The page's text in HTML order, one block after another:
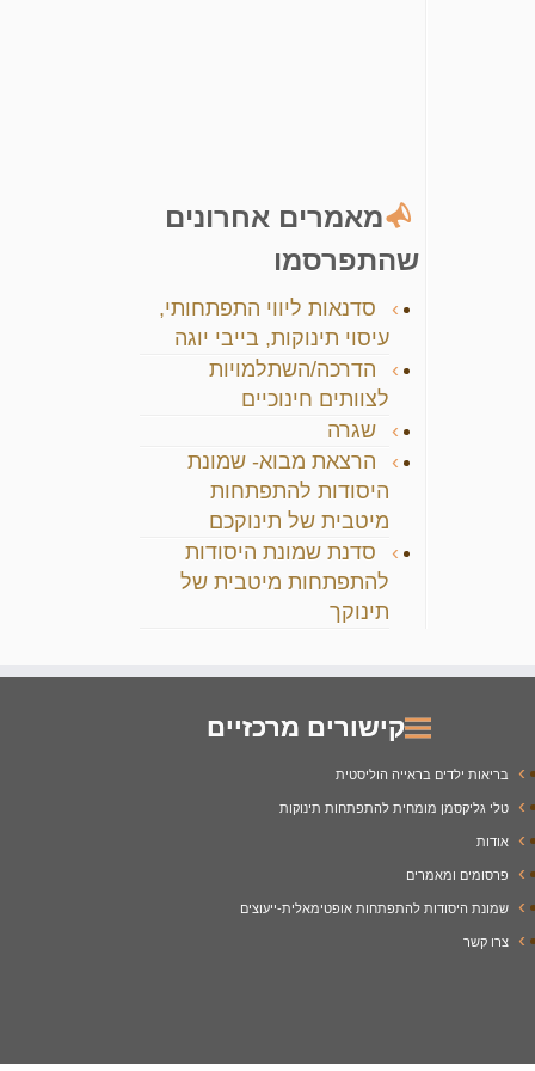
מאמרים אחרונים
שהתפרסמו
סדנאות ליווי התפתחותי,
עיסוי תינוקות, בייבי יוגה
הדרכה/השתלמויות
לצוותים חינוכיים
שגרה
הרצאת מבוא- שמונת
היסודות להתפתחות
מיטבית של תינוקכם
סדנת שמונת היסודות
להתפתחות מיטבית של
תינוקך
קישורים מרכזיים
בריאות ילדים בראייה הוליסטית
טלי גליקסמן מומחית להתפתחות תינוקות
אודות
פרסומים ומאמרים
שמונת היסודות להתפתחות אופטימאלית-ייעוצים
צרו קשר